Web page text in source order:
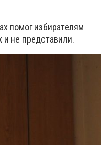
помог избирателям
не представили.